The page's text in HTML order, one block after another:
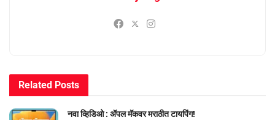
Related Posts
नवा व्हिडिओ : ॲपल मॅकवर मराठीत टायपिंग!